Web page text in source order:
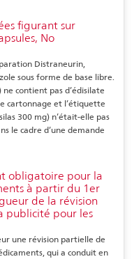
figurant sur
No
Distraneurin,
sous forme de base libre.
contient pas d’édisilate
cartonnage et l’étiquette
300 mg) n’était-elle pas
le cadre d’une demande
obligatoire pour la
à partir du 1er
de la révision
publicité pour les
une révision partielle de
qui a conduit en